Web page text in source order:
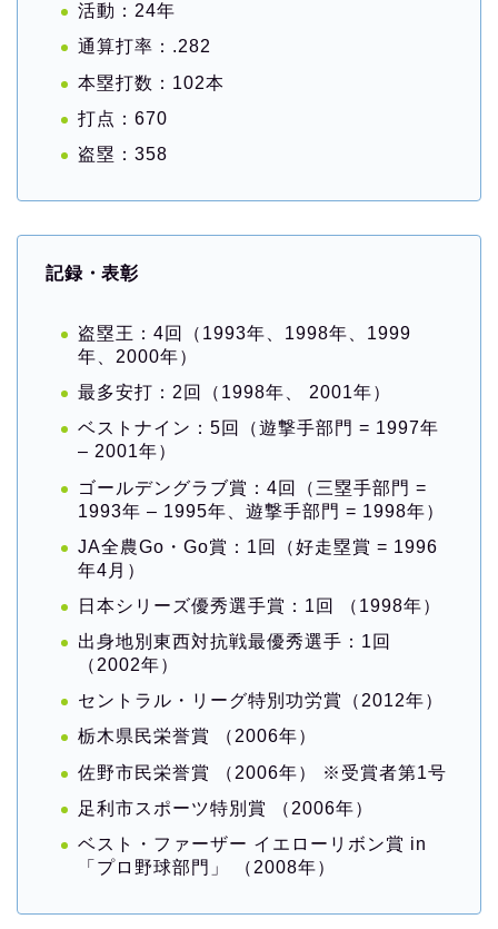
活動：24年
通算打率：.282
本塁打数：102本
打点：670
盗塁：358
記録・表彰
盗塁王：4回（1993年、1998年、1999
年、2000年）
最多安打：2回（1998年、 2001年）
ベストナイン：5回（遊撃手部門 = 1997年
– 2001年）
ゴールデングラブ賞：4回（三塁手部門 =
1993年 – 1995年、遊撃手部門 = 1998年）
JA全農Go・Go賞：1回（好走塁賞 = 1996
年4月）
日本シリーズ優秀選手賞：1回 （1998年）
出身地別東西対抗戦最優秀選手：1回
（2002年）
セントラル・リーグ特別功労賞（2012年）
栃木県民栄誉賞 （2006年）
佐野市民栄誉賞 （2006年） ※受賞者第1号
足利市スポーツ特別賞 （2006年）
ベスト・ファーザー イエローリボン賞 in
「プロ野球部門」 （2008年）